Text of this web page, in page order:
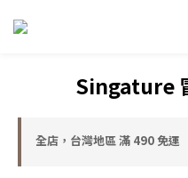
Singature
全店，台灣地區 滿 490 免運